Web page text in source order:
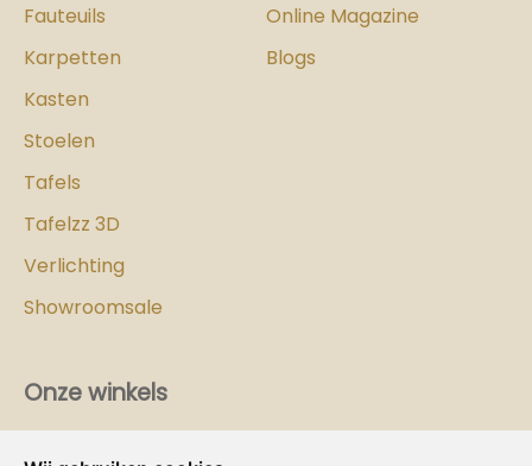
Fauteuils
Karpetten
Kasten
Stoelen
Tafels
Tafelzz 3D
Verlichting
Showroomsale
Online Magazine
Blogs
Onze winkels